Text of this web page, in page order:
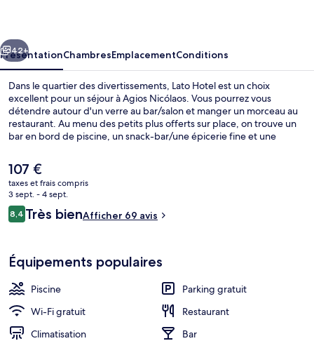
Suivant
42+
PrésentationChambresEmplacementConditions
Dans le quartier des divertissements, Lato Hotel est un choix
excellent pour un séjour à Agios Nicólaos. Vous pourrez vous
détendre autour d'un verre au bar/salon et manger un morceau au
restaurant. Au menu des petits plus offerts sur place, on trouve un
bar en bord de piscine, un snack-bar/une épicerie fine et une
Le
prix
actuel
est
de
107 €
taxes et frais compris
3 sept. - 4 sept.
Avis
voyageurs
8,48,4 sur 10
Très bienAfficher 69 avis
Équipements populaires
Piscine
Parking gratuit
Wi-Fi gratuit
Restaurant
Climatisation
Bar